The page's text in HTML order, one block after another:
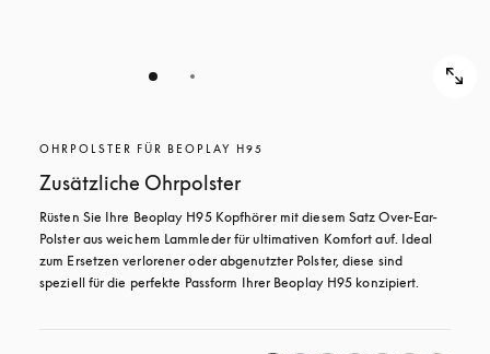
OHRPOLSTER FÜR BEOPLAY H95
Zusätzliche Ohrpolster
Rüsten Sie Ihre Beoplay H95 Kopfhörer mit diesem Satz Over-Ear-
Polster aus weichem Lammleder für ultimativen Komfort auf. Ideal
zum Ersetzen verlorener oder abgenutzter Polster, diese sind
speziell für die perfekte Passform Ihrer Beoplay H95 konzipiert.